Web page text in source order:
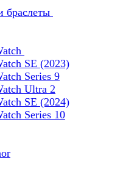
браслеты
SE (2023)
Series 9
Ultra 2
SE (2024)
Series 10